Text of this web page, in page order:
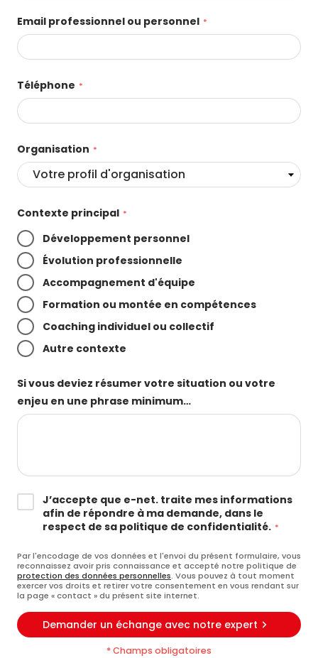
Email professionnel ou personnel
Téléphone
Organisation
Contexte principal
Développement personnel
Évolution professionnelle
Accompagnement d'équipe
Formation ou montée en compétences
Coaching individuel ou collectif
Autre contexte
Si vous deviez résumer votre situation ou votre
enjeu en une phrase minimum…
J’accepte que e-net. traite mes informations
afin de répondre à ma demande, dans le
respect de sa politique de confidentialité.
Par l'encodage de vos données et l'envoi du présent formulaire, vous
reconnaissez avoir pris connaissance et accepté notre politique de
protection des données personnelles. Vous pouvez à tout moment
exercer vos droits et retirer votre consentement en vous rendant sur
la page « contact » du présent site internet.
Demander un échange avec notre expert
* Champs obligatoires